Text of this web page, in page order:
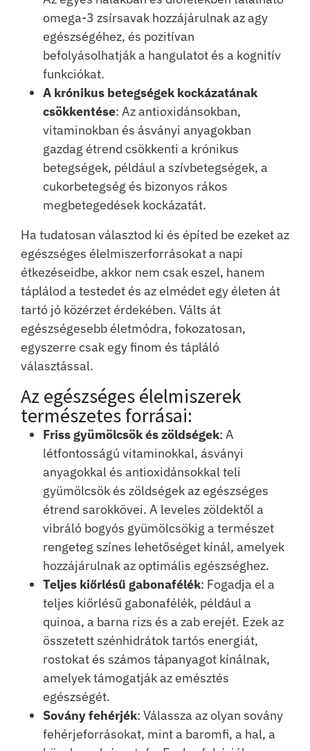
omega-3 zsírsavak hozzájárulnak az agy
egészségéhez, és pozitívan
befolyásolhatják a hangulatot és a kognitív
funkciókat.
A krónikus betegségek kockázatának
csökkentése: Az antioxidánsokban,
vitaminokban és ásványi anyagokban
gazdag étrend csökkenti a krónikus
betegségek, például a szívbetegségek, a
cukorbetegség és bizonyos rákos
megbetegedések kockázatát.
Ha tudatosan választod ki és építed be ezeket az
egészséges élelmiszerforrásokat a napi
étkezéseidbe, akkor nem csak eszel, hanem
táplálod a testedet és az elmédet egy életen át
tartó jó közérzet érdekében. Válts át
egészségesebb életmódra, fokozatosan,
egyszerre csak egy finom és tápláló
választással.
Az egészséges élelmiszerek
természetes forrásai:
Friss gyümölcsök és zöldségek: A
létfontosságú vitaminokkal, ásványi
anyagokkal és antioxidánsokkal teli
gyümölcsök és zöldségek az egészséges
étrend sarokkövei. A leveles zöldektől a
vibráló bogyós gyümölcsökig a természet
rengeteg színes lehetőséget kínál, amelyek
hozzájárulnak az optimális egészséghez.
Teljes kiőrlésű gabonafélék: Fogadja el a
teljes kiőrlésű gabonafélék, például a
quinoa, a barna rizs és a zab erejét. Ezek az
összetett szénhidrátok tartós energiát,
rostokat és számos tápanyagot kínálnak,
amelyek támogatják az emésztés
egészségét.
Sovány fehérjék: Válassza az olyan sovány
fehérjeforrásokat, mint a baromfi, a hal, a